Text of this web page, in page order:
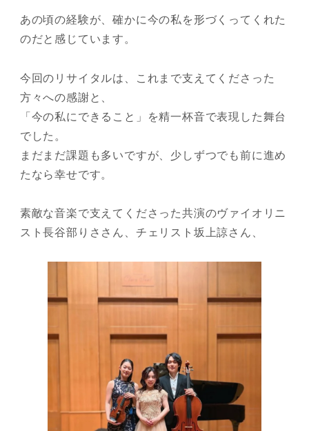
あの頃の経験が、確かに今の私を形づくってくれた
のだと感じています。
今回のリサイタルは、これまで支えてくださった
方々への感謝と、
「今の私にできること」を精一杯音で表現した舞台
でした。
まだまだ課題も多いですが、少しずつでも前に進め
たなら幸せです。
素敵な音楽で支えてくださった共演のヴァイオリニ
スト長谷部りささん、チェリスト坂上諒さん、